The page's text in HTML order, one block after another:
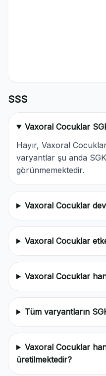
SSS
Vaxoral Cocuklar
Hayır, Vaxoral
varyantlar şu anda
görünmemektedir.
Vaxoral Cocuklar
Vaxoral Cocuklar
Vaxoral Cocuklar
Tüm varyantların
Vaxoral Cocuklar
üretilmektedir?